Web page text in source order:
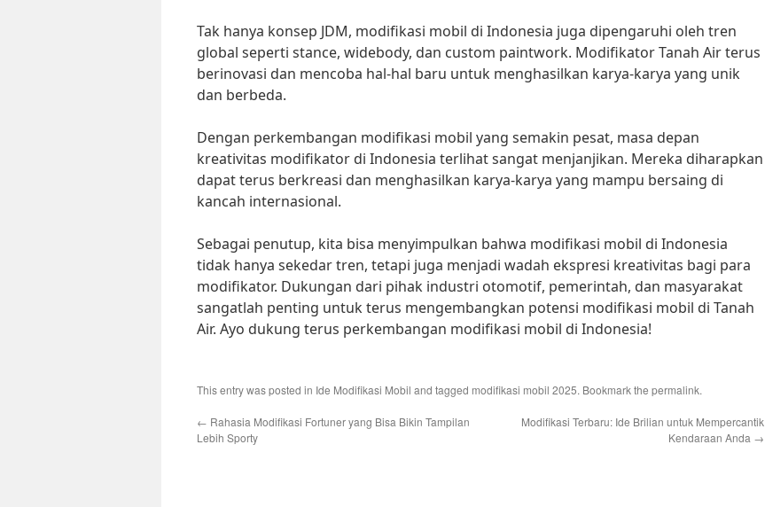
Tak hanya konsep JDM, modifikasi mobil di Indonesia juga dipengaruhi oleh tren
global seperti stance, widebody, dan custom paintwork. Modifikator Tanah Air terus
berinovasi dan mencoba hal-hal baru untuk menghasilkan karya-karya yang unik
dan berbeda.
Dengan perkembangan modifikasi mobil yang semakin pesat, masa depan
kreativitas modifikator di Indonesia terlihat sangat menjanjikan. Mereka diharapkan
dapat terus berkreasi dan menghasilkan karya-karya yang mampu bersaing di
kancah internasional.
Sebagai penutup, kita bisa menyimpulkan bahwa modifikasi mobil di Indonesia
tidak hanya sekedar tren, tetapi juga menjadi wadah ekspresi kreativitas bagi para
modifikator. Dukungan dari pihak industri otomotif, pemerintah, dan masyarakat
sangatlah penting untuk terus mengembangkan potensi modifikasi mobil di Tanah
Air. Ayo dukung terus perkembangan modifikasi mobil di Indonesia!
This entry was posted in Ide Modifikasi Mobil and tagged modifikasi mobil 2025. Bookmark the permalink.
← Rahasia Modifikasi Fortuner yang Bisa Bikin Tampilan
Lebih Sporty
Modifikasi Terbaru: Ide Brilian untuk Mempercantik
Kendaraan Anda →